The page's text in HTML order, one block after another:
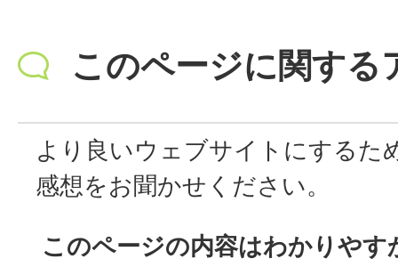
このページに関する
より良いウェブサイトにするた
感想をお聞かせください。
このページの内容はわかりやす